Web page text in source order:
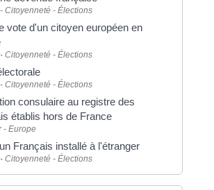
Citoyenneté - Élections
vote d'un citoyen européen en
Citoyenneté - Élections
Citoyenneté - Élections
consulaire au registre des
établis hors de France
- Europe
Français installé à l'étranger
Citoyenneté - Élections